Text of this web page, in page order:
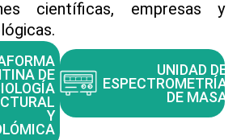
científicas, empresas y
DE
Y
UNIDAD DE
ESPECTROMETRÍA
DE MASA